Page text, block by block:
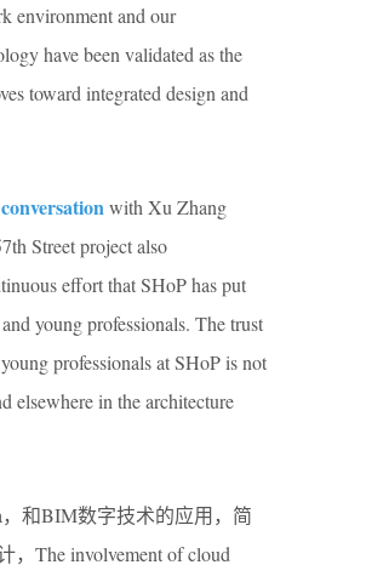
environment and our
have been validated as the
toward integrated design and
with Xu Zhang
Street project also
effort that SHoP has put
young professionals. The trust
professionals at SHoP is not
elsewhere in the architecture
和BIM数字技术的应用，简
The involvement of cloud